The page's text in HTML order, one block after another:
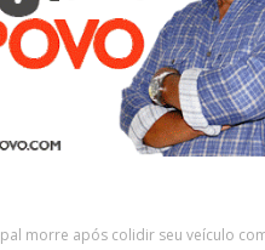
morre após colidir seu veículo